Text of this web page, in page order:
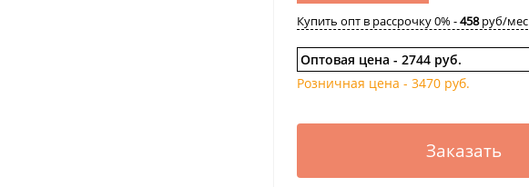
Купить опт в рассрочку 0% -458руб/мес
Оптовая цена - 2744 руб.
Розничная цена - 3470 руб.
Заказать